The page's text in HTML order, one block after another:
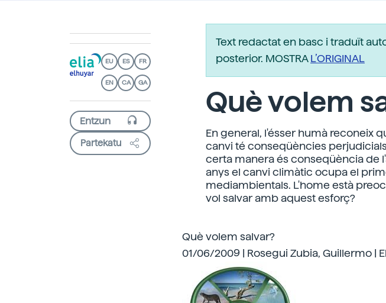
EU ES FR
EN CA GA
Partekatu
Text redactat en basc i traduït
posterior. MOSTRAL’ORIGINAL
Què volem
En general, l'ésser humà reconeix
canvi té conseqüències
certa manera és conseqüència de
anys el canvi climàtic ocupa el
mediambientals. L'home està
vol salvar amb aquest esforç?
Què volem salvar?
01/06/2009 | Rosegui Zubia, Guillermo |